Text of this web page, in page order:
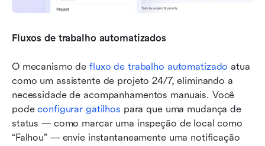
Fluxos de trabalho automatizados
O mecanismo de fluxo de trabalho automatizado atua
como um assistente de projeto 24/7, eliminando a
necessidade de acompanhamentos manuais. Você
pode configurar gatilhos para que uma mudança de
status — como marcar uma inspeção de local como
“Falhou” — envie instantaneamente uma notificação